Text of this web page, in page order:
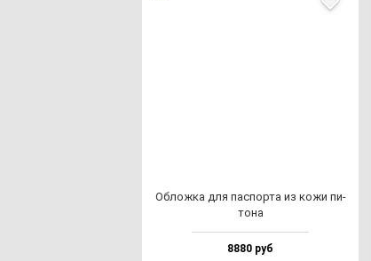
Облож­ка для пас­пор­та из ко­жи пи­
то­на
8880 руб